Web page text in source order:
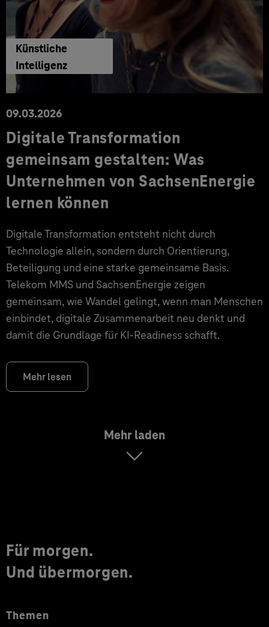
Künstliche
Intelligenz
09.03.2026
Digitale Transformation
gemeinsam gestalten: Was
Unternehmen von SachsenEnergie
lernen können
Digitale Transformation entsteht nicht durch
Technologie allein, sondern durch Orientierung,
Beteiligung und eine starke gemeinsame Basis.
Telekom MMS und SachsenEnergie zeigen
gemeinsam, wie Wandel gelingt, wenn man Menschen
einbindet, digitale Zusammenarbeit neu denkt und
damit die Grundlage für KI‑Readiness schafft.
Mehr lesen
Mehr laden
Für morgen.
Und übermorgen.
Themen